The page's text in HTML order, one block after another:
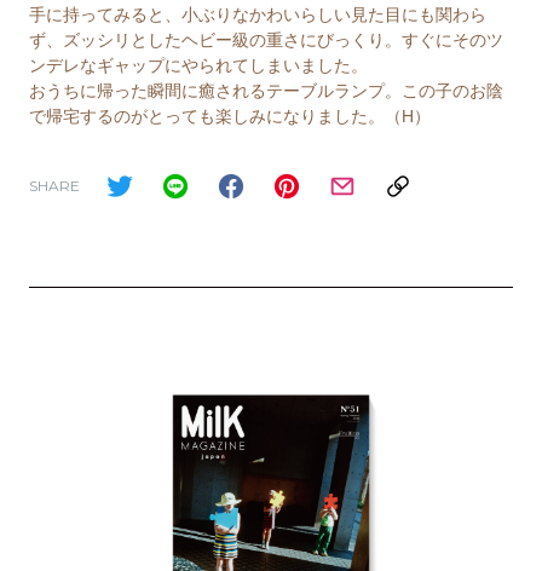
手に持ってみると、小ぶりなかわいらしい見た目にも関わら
ず、ズッシリとしたヘビー級の重さにびっくり。すぐにそのツ
ンデレなギャップにやられてしまいました。
おうちに帰った瞬間に癒されるテーブルランプ。この子のお陰
で帰宅するのがとっても楽しみになりました。（H）
SHARE